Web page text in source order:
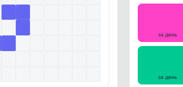
за день
за день